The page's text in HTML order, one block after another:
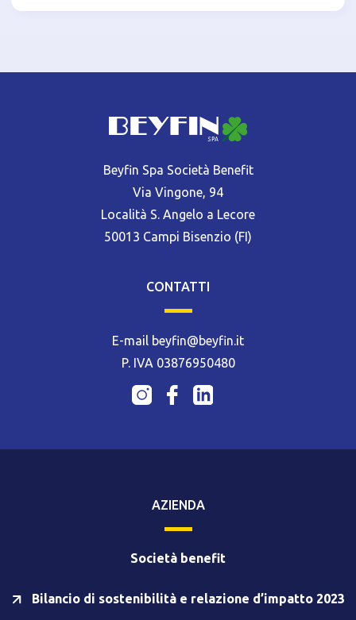
Beyfin Spa Società Benefit
Via Vingone, 94
Località S. Angelo a Lecore
50013 Campi Bisenzio (FI)
CONTATTI
E-mail beyfin@beyfin.it
P. IVA 03876950480
AZIENDA
Società benefit
Bilancio di sostenibilità e relazione d’impatto 2023